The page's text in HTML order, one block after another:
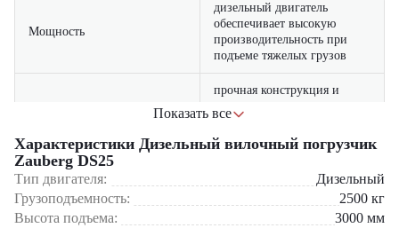
Мощность
дизельный двигатель
обеспечивает высокую
производительность при
подъеме тяжелых грузов
прочная конструкция и
гарантируют долгий срок
службы техники
Маневренность
оптимальные габариты
позволяют работать в
ограниченных
пространствах и узких
Показать все
Характеристики Дизельный вилочный погрузчик
Zauberg DS25
Тип двигателя:
Дизельный
Грузоподъемность:
2500 кг
Высота подъема:
3000 мм